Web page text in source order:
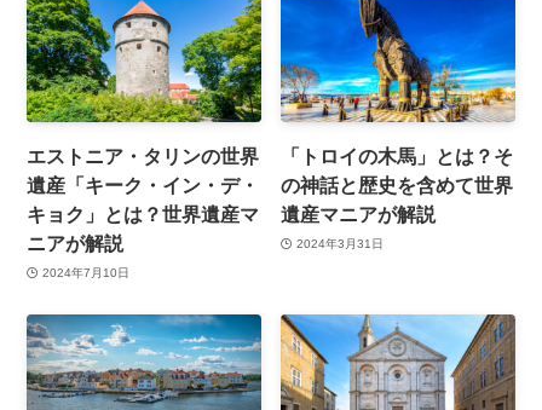
エストニア・タリンの世界
遺産「キーク・イン・デ・
キョク」とは？世界遺産マ
ニアが解説
2024年7月10日
「トロイの木馬」とは？そ
の神話と歴史を含めて世界
遺産マニアが解説
2024年3月31日